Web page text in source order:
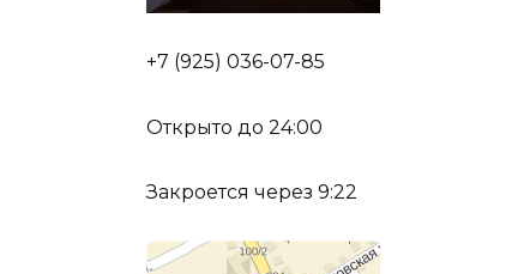
+7 (925) 036-07-85
Открыто до 24:00
Закроется через 9:22